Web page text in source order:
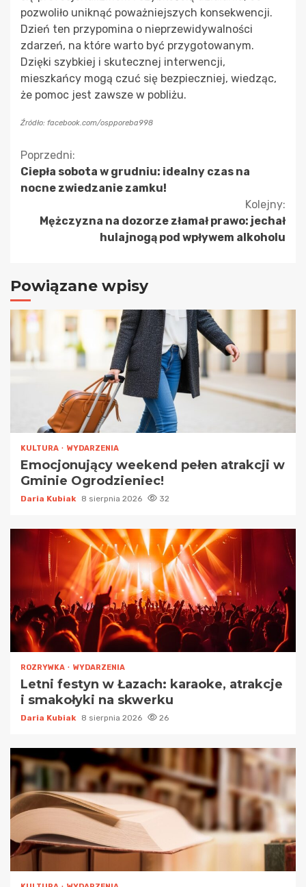
pozwoliło uniknąć poważniejszych konsekwencji.
Dzień ten przypomina o nieprzewidywalności
zdarzeń, na które warto być przygotowanym.
Dzięki szybkiej i skutecznej interwencji,
mieszkańcy mogą czuć się bezpieczniej, wiedząc,
że pomoc jest zawsze w pobliżu.
Źródło: facebook.com/ospporeba998
Kontynuuj
czytanie
Poprzedni:
Ciepła sobota w grudniu: idealny czas na
nocne zwiedzanie zamku!
Kolejny:
Mężczyzna na dozorze złamał prawo: jechał
hulajnogą pod wpływem alkoholu
Powiązane wpisy
KULTURA WYDARZENIA
Emocjonujący weekend pełen atrakcji w
Gminie Ogrodzieniec!
Daria Kubiak 8 sierpnia 2026 32
ROZRYWKA WYDARZENIA
Letni festyn w Łazach: karaoke, atrakcje
i smakołyki na skwerku
Daria Kubiak 8 sierpnia 2026 26